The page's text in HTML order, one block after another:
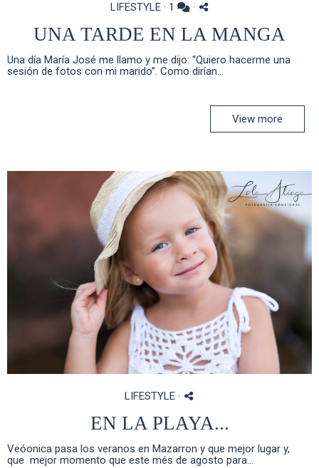
LIFESTYLE· 1 ·
UNA TARDE EN LA MANGA
Una día María José me llamo y me dijo: “Quiero hacerme una
sesión de fotos con mi marido”. Como dirían...
View more
LIFESTYLE ·
EN LA PLAYA...
Veóonica pasa los veranos en Mazarron y que mejor lugar y,
que mejor momento que este més de agosto para...